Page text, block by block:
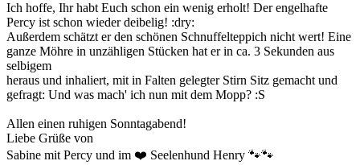
Ich hoffe, Ihr habt Euch schon ein wenig erholt! Der engelhafte
Percy ist schon wieder deibelig! :dry:
Außerdem schätzt er den schönen Schnuffelteppich nicht wert! Eine
ganze Möhre in unzähligen Stücken hat er in ca. 3 Sekunden aus
selbigem
heraus und inhaliert, mit in Falten gelegter Stirn Sitz gemacht und
gefragt: Und was mach' ich nun mit dem Mopp? :S
Allen einen ruhigen Sonntagabend!
Liebe Grüße von
Sabine mit Percy und im ❤️ Seelenhund Henry 🐾🐾